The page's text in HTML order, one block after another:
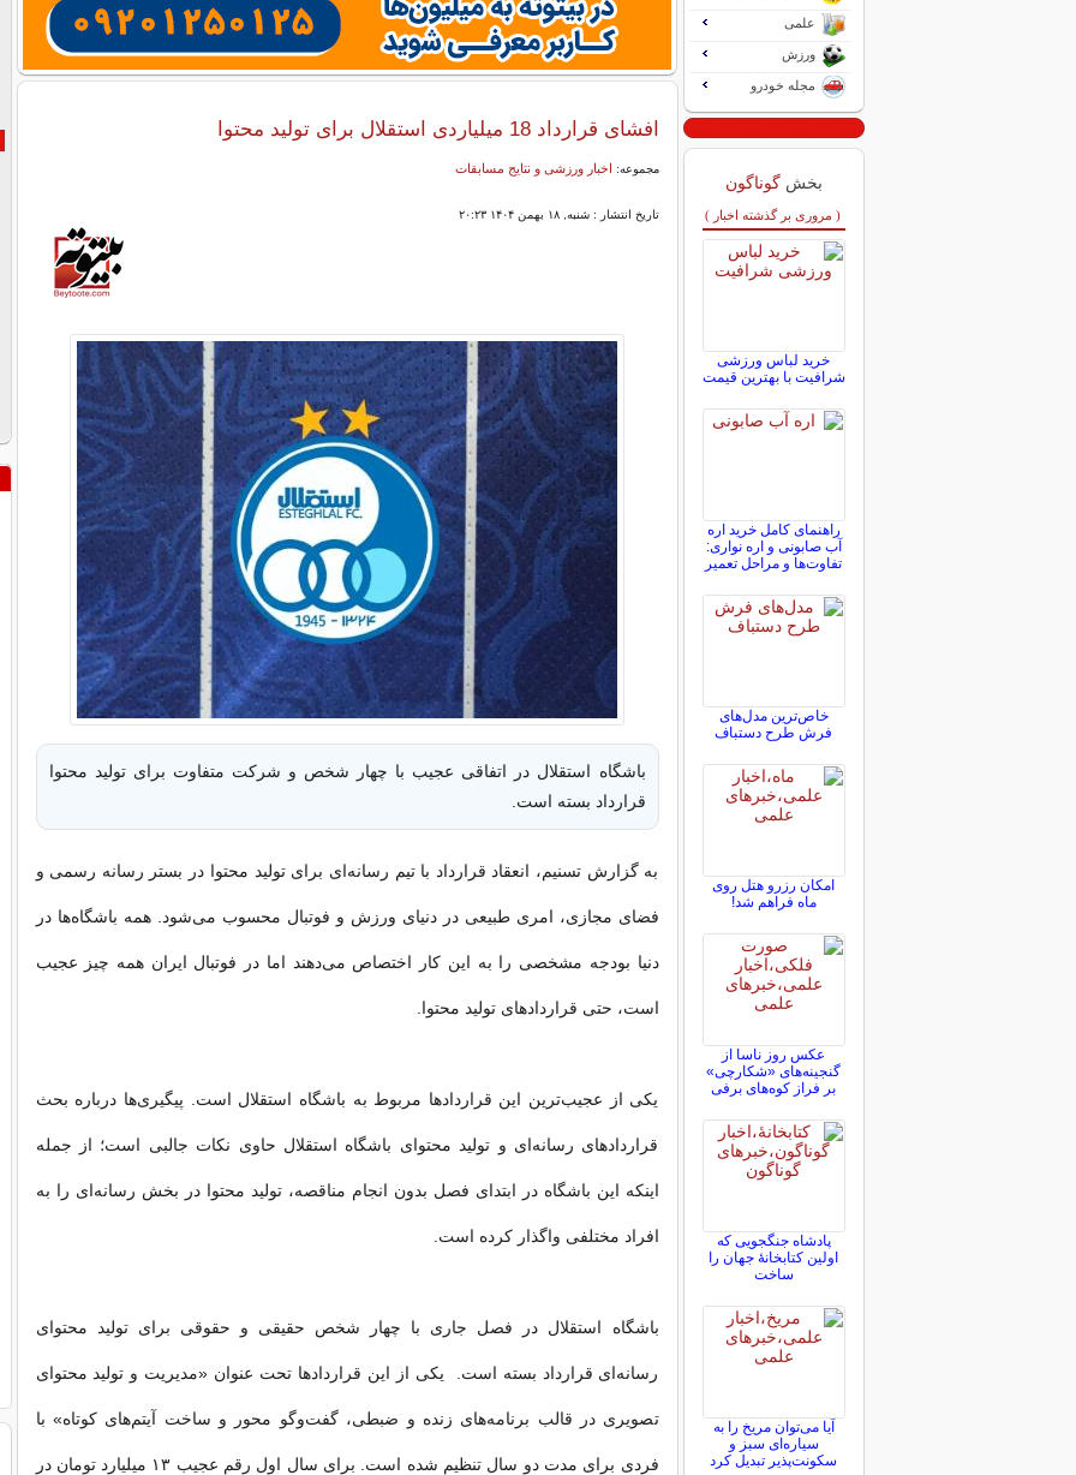
افشای قرارداد 18 میلیاردی استقلال برای تولید محتوا
مجموعه: اخبار ورزشی و نتایج مسابقات
تاریخ انتشار : شنبه, ۱۸ بهمن ۱۴۰۴ ۲۰:۲۳
باشگاه استقلال در اتفاقی عجیب با چهار شخص و شرکت متفاوت برای تولید محتوا
قرارداد بسته است.
به گزارش تسنیم، انعقاد قرارداد با تیم رسانه‌ای برای تولید محتوا در بستر رسانه‌ رسمی و
فضای مجازی، امری طبیعی در دنیای ورزش و فوتبال محسوب می‌شود. همه باشگاه‌ها در
دنیا بودجه مشخصی را به این کار اختصاص می‌دهند اما در فوتبال ایران همه چیز عجیب
است، حتی قراردادهای تولید محتوا.
یکی از عجیب‌ترین این‌ قراردادها مربوط به باشگاه استقلال است. پیگیری‌ها درباره بحث
قراردادهای رسانه‌ای و تولید محتوای باشگاه استقلال حاوی نکات جالبی است؛ از جمله
اینکه این باشگاه در ابتدای فصل بدون انجام مناقصه، تولید محتوا در بخش رسانه‌ای را به
افراد مختلفی واگذار کرده است.
باشگاه استقلال در فصل جاری با چهار شخص حقیقی و حقوقی برای تولید محتوای
رسانه‌ای قرارداد بسته است. یکی از این قراردادها تحت عنوان «مدیریت و تولید محتوای
تصویری در قالب برنامه‌های زنده و ضبطی، گفت‌وگو محور و ساخت آیتم‌های کوتاه» با
فردی برای مدت دو سال تنظیم شده است. برای سال اول رقم عجیب ۱۳ میلیارد تومان در
علمی
ورزش
مجله خودرو
بخش گوناگون
( مروری بر گذشته اخبار )
خرید لباس ورزشی
شرافیت با بهترین قیمت
راهنمای کامل خرید اره
آب صابونی و اره نواری:
تفاوت‌ها و مراحل تعمیر
خاص‌ترین مدل‌های
فرش طرح دستباف
امکان رزرو هتل روی
ماه فراهم شد!
عکس روز ناسا از
گنجینه‌های «شکارچی»
بر فراز کوه‌های برفی
پادشاه جنگجویی که
اولین کتابخانۀ جهان را
ساخت
آیا می‌توان مریخ را به
سیاره‌ای سبز و
سکونت‌پذیر تبدیل کرد